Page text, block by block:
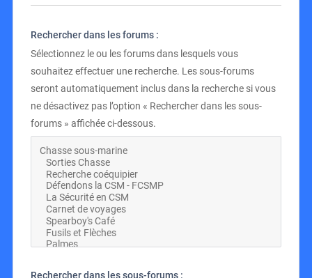
Rechercher dans les forums :
Sélectionnez le ou les forums dans lesquels vous
souhaitez effectuer une recherche. Les sous-forums
seront automatiquement inclus dans la recherche si vous
ne désactivez pas l’option « Rechercher dans les sous-
forums » affichée ci-dessous.
Rechercher dans les sous-forums :